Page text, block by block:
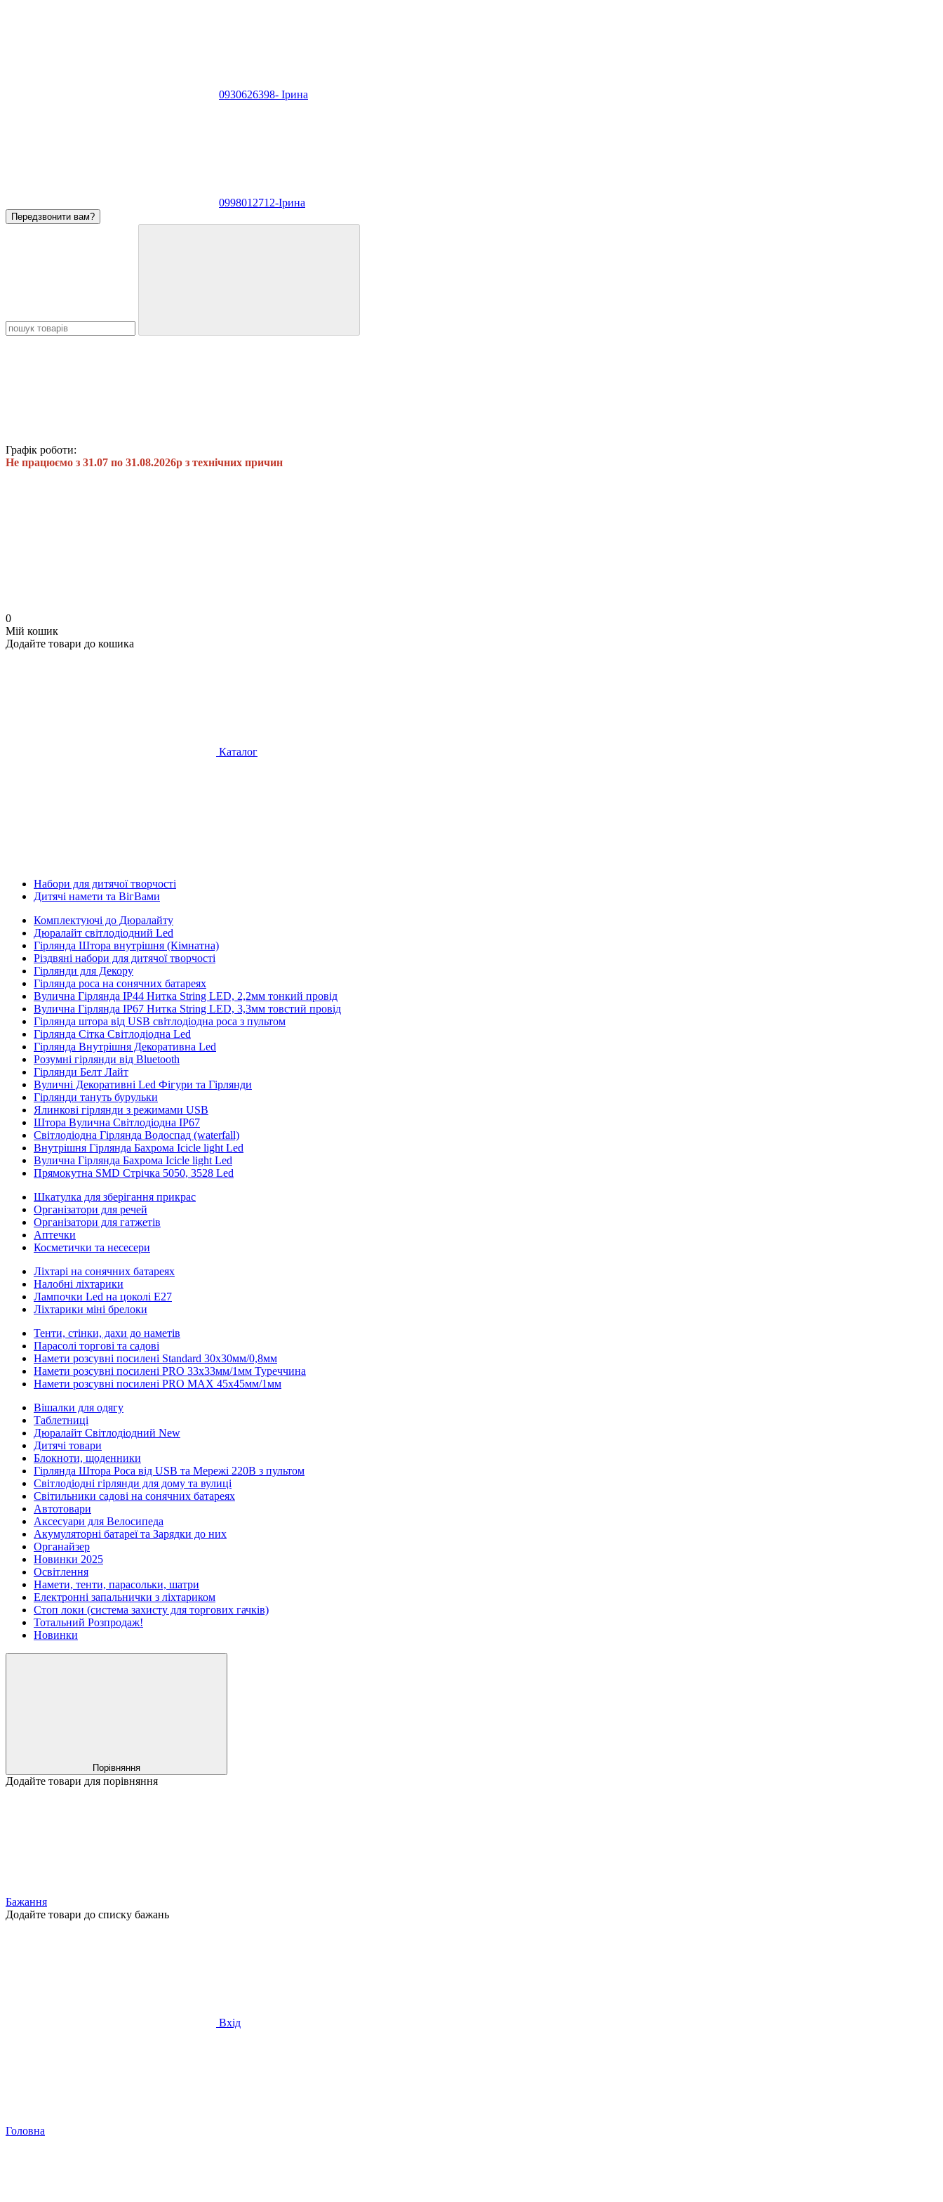
0930626398- Ірина
0998012712-Ірина
Передзвонити вам?
Графік роботи:
Не працюємо з 31.07 по 31.08.2026р з технічних причин
0
Мій кошик
Додайте товари до кошика
Каталог
Набори для дитячої творчості
Дитячі намети та ВігВами
Комплектуючі до Дюралайту
Дюралайт світлодіодний Led
Гірлянда Штора внутрішня (Кімнатна)
Різдвяні набори для дитячої творчості
Гірлянди для Декору
Гірлянда роса на сонячних батареях
Вулична Гірлянда IP44 Нитка String LED, 2,2мм тонкий провід
Вулична Гірлянда IP67 Нитка String LED, 3,3мм товстий провід
Гірлянда штора від USB світлодіодна роса з пультом
Гірлянда Сітка Світлодіодна Led
Гірлянда Внутрішня Декоративна Led
Розумні гірлянди від Bluetooth
Гірлянди Белт Лайт
Вуличні Декоративні Led Фігури та Гірлянди
Гірлянди тануть бурульки
Ялинкові гірлянди з режимами USB
Штора Вулична Світлодіодна IP67
Світлодіодна Гірлянда Водоспад (waterfall)
Внутрішня Гірлянда Бахрома Icicle light Led
Вулична Гірлянда Бахрома Icicle light Led
Прямокутна SMD Стрічка 5050, 3528 Led
Шкатулка для зберігання прикрас
Організатори для речей
Організатори для гатжетів
Аптечки
Косметички та несесери
Ліхтарі на сонячних батареях
Налобні ліхтарики
Лампочки Led на цоколі Е27
Ліхтарики міні брелоки
Тенти, стінки, дахи до наметів
Парасолі торгові та садові
Намети розсувні посилені Standard 30х30мм/0,8мм
Намети розсувні посилені PRO 33х33мм/1мм Туреччина
Намети розсувні посилені PRO MAX 45х45мм/1мм
Вішалки для одягу
Таблетниці
Дюралайт Світлодіодний New
Дитячі товари
Блокноти, щоденники
Гірлянда Штора Роса від USB та Мережі 220В з пультом
Світлодіодні гірлянди для дому та вулиці
Світильники садові на сонячних батареях
Автотовари
Аксесуари для Велосипеда
Акумуляторні батареї та Зарядки до них
Органайзер
Новинки 2025
Освітлення
Намети, тенти, парасольки, шатри
Електронні запальнички з ліхтариком
Стоп локи (система захисту для торгових гачків)
Тотальний Розпродаж!
Новинки
Порівняння
Додайте товари для порівняння
Бажання
Додайте товари до списку бажань
Вхід
Головна